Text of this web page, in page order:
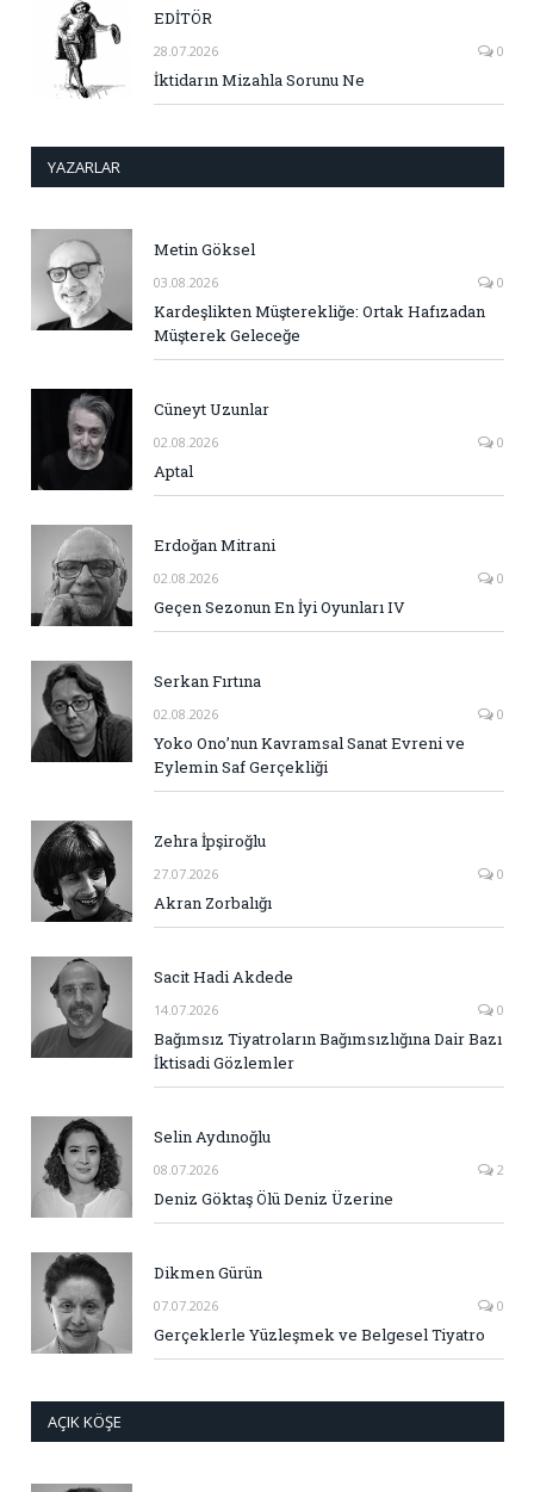
EDİTÖR
28.07.2026 0
İktidarın Mizahla Sorunu Ne
YAZARLAR
Metin Göksel
03.08.2026 0
Kardeşlikten Müşterekliğe: Ortak Hafızadan
Müşterek Geleceğe
Cüneyt Uzunlar
02.08.2026 0
Aptal
Erdoğan Mitrani
02.08.2026 0
Geçen Sezonun En İyi Oyunları IV
Serkan Fırtına
02.08.2026 0
Yoko Ono’nun Kavramsal Sanat Evreni ve
Eylemin Saf Gerçekliği
Zehra İpşiroğlu
27.07.2026 0
Akran Zorbalığı
Sacit Hadi Akdede
14.07.2026 0
Bağımsız Tiyatroların Bağımsızlığına Dair Bazı
İktisadi Gözlemler
Selin Aydınoğlu
08.07.2026 2
Deniz Göktaş Ölü Deniz Üzerine
Dikmen Gürün
07.07.2026 0
Gerçeklerle Yüzleşmek ve Belgesel Tiyatro
AÇIK KÖŞE